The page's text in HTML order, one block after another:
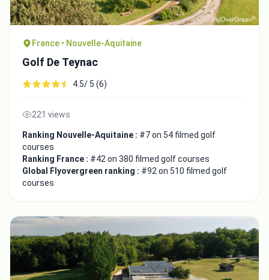
France • Nouvelle-Aquitaine
Golf De Teynac
4.5/ 5 (6)
221 views
Ranking Nouvelle-Aquitaine : #7 on 54 filmed golf
courses
Ranking France : #42 on 380 filmed golf courses
Global Flyovergreen ranking : #92 on 510 filmed golf
courses